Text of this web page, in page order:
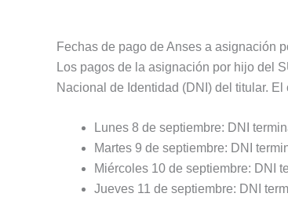
Fechas de pago de Anses a asignación
Los pagos de la asignación por hijo del
Nacional de Identidad (DNI) del titular.
Lunes 8 de septiembre: DNI
Martes 9 de septiembre: DNI
Miércoles 10 de septiembre: DNI
Jueves 11 de septiembre: DNI